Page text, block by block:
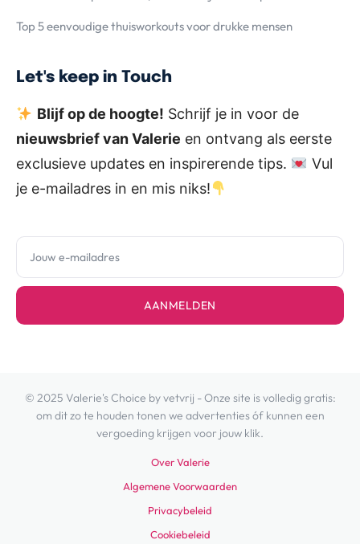
Top 5 eenvoudige thuisworkouts voor drukke mensen
Let's keep in Touch
Blijf op de hoogte! Schrijf je in voor de
nieuwsbrief van Valerie en ontvang als eerste
exclusieve updates en inspirerende tips.
Vul
je e-mailadres in en mis niks!
AANMELDEN
© 2025 Valerie's Choice by vetvrij - Onze site is volledig gratis:
om dit zo te houden tonen we advertenties óf kunnen een
vergoeding krijgen voor jouw klik.
Over Valerie
Algemene Voorwaarden
Privacybeleid
Cookiebeleid